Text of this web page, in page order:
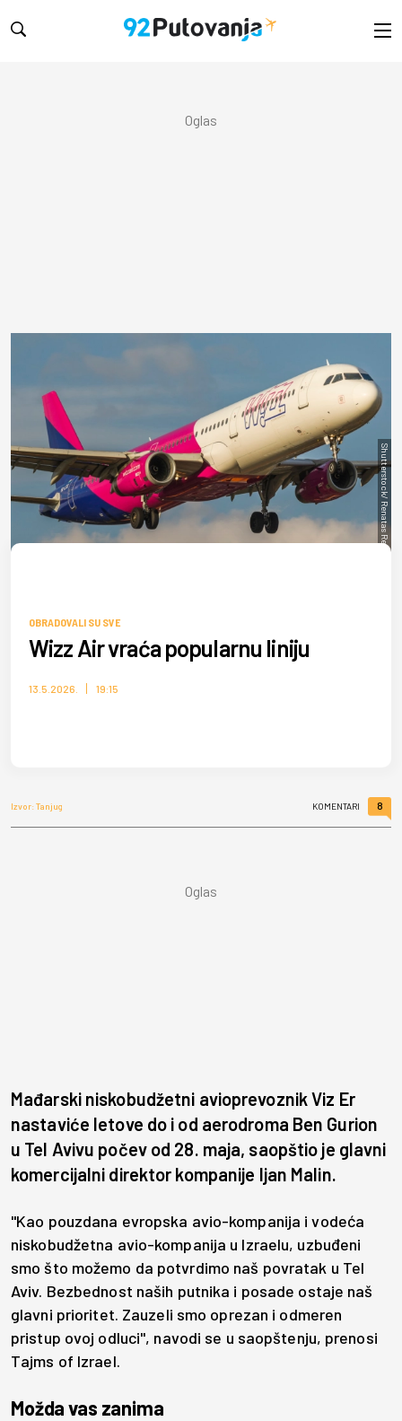
Shutterstock/ Renatas Repcinskas
OBRADOVALI SU SVE
Wizz Air vraća popularnu liniju
13.5.2026. 19:15
Izvor: Tanjug KOMENTARI 8
Mađarski niskobudžetni avioprevoznik Viz Er
nastaviće letove do i od aerodroma Ben Gurion
u Tel Avivu počev od 28. maja, saopštio je glavni
komercijalni direktor kompanije Ijan Malin.
"Kao pouzdana evropska avio-kompanija i vodeća
niskobudžetna avio-kompanija u Izraelu, uzbuđeni
smo što možemo da potvrdimo naš povratak u Tel
Aviv. Bezbednost naših putnika i posade ostaje naš
glavni prioritet. Zauzeli smo oprezan i odmeren
pristup ovoj odluci", navodi se u saopštenju, prenosi
Tajms of Izrael.
Možda vas zanima